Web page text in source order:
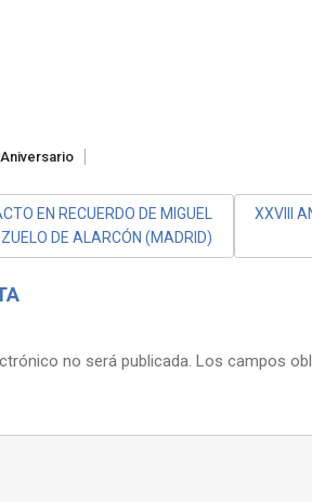
EN RECUERDO DE MIGUEL
DE ALARCÓN (MADRID)
XXVIII
no será publicada. Los campos